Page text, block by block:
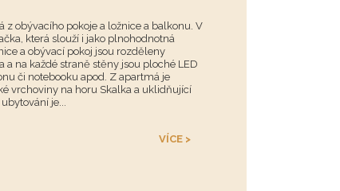
z obývacího pokoje a ložnice a balkonu. V
která slouží i jako plnohodnotná
a obývací pokoj jsou rozděleny
na každé straně stěny jsou ploché LED
či notebooku apod. Z apartmá je
vrchoviny na horu Skalka a uklidňující
je...
VÍCE >